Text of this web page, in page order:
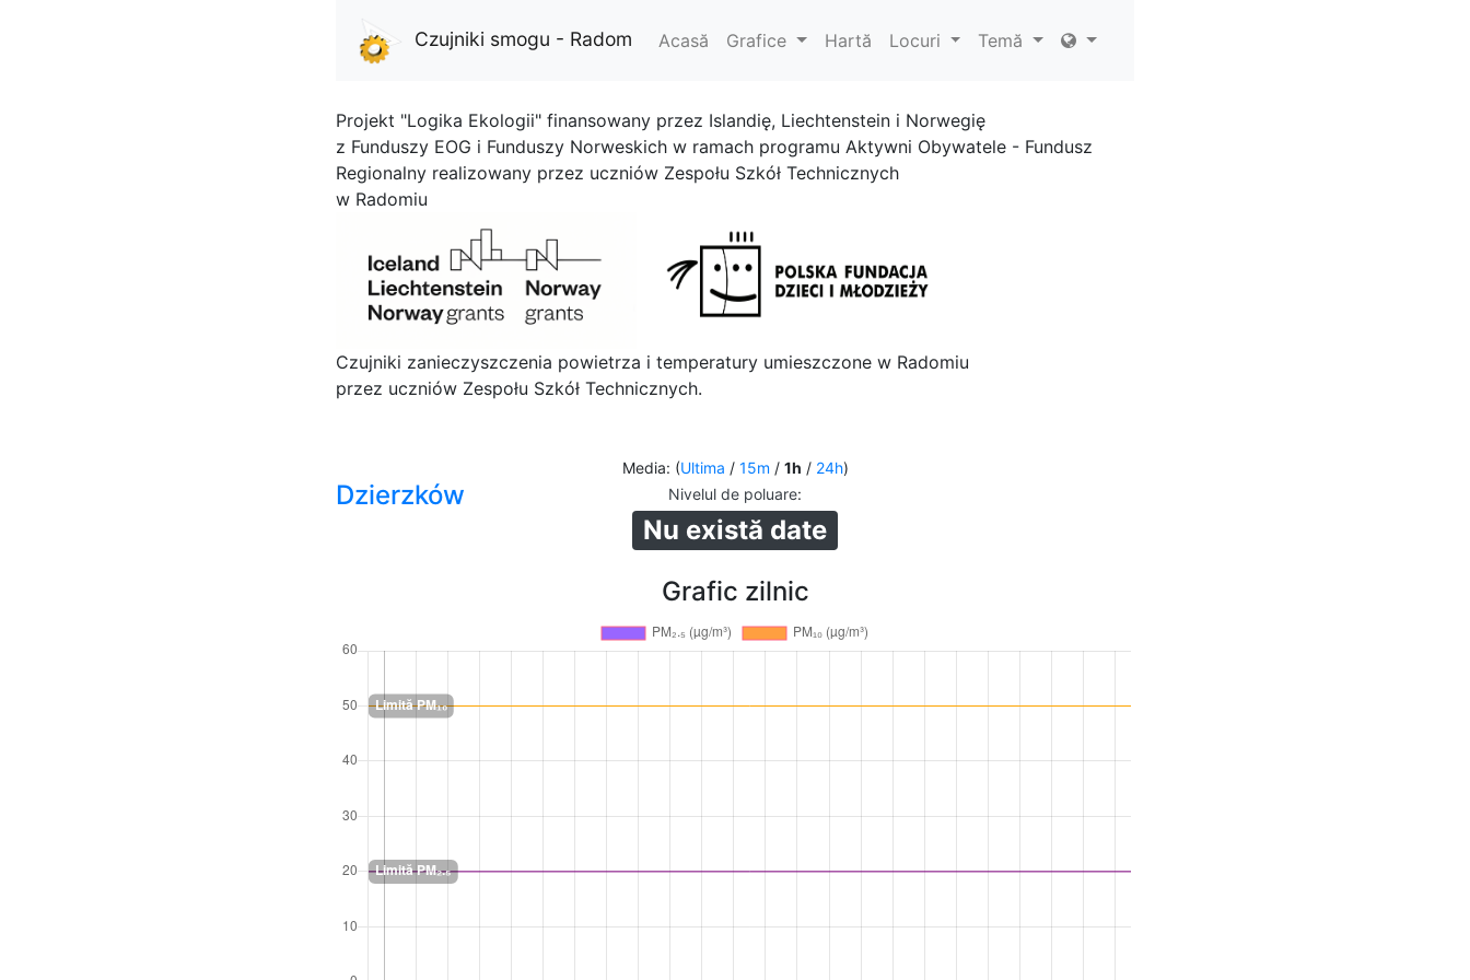
Czujniki smogu - Radom Acasă Grafice Hartă Locuri Temă
Projekt "Logika Ekologii" finansowany przez Islandię, Liechtenstein i Norwegię
z Funduszy EOG i Funduszy Norweskich w ramach programu Aktywni Obywatele - Fundusz
Regionalny realizowany przez uczniów Zespołu Szkół Technicznych
w Radomiu
Czujniki zanieczyszczenia powietrza i temperatury umieszczone w Radomiu
przez uczniów Zespołu Szkół Technicznych.
Media: (Ultima / 15m / 1h / 24h)
Dzierzków Nivelul de poluare:
Nu există date
Grafic zilnic